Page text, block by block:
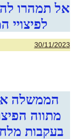
אל תמהרו
30/11/2023
הממשלה
מתווה
בעקבות